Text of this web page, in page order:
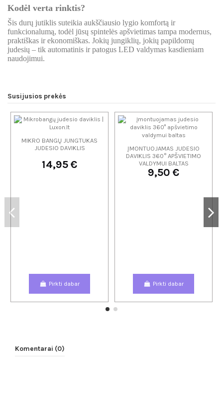
Kodėl verta rinktis?
Šis durų jutiklis suteikia aukščiausio lygio komfortą ir
funkcionalumą, todėl jūsų spintelės apšvietimas tampa modernus,
praktiškas ir ekonomiškas. Jokių jungiklių, jokių papildomų
judesių – tik automatinis ir patogus LED valdymas kasdieniam
naudojimui.
Susijusios prekės
MIKRO BANGŲ JUNGTUKAS
JUDESIO DAVIKLIS
14,95 €
Pirkti dabar
ĮMONTUOJAMAS JUDESIO
DAVIKLIS 360° APŠVIETIMO
VALDYMUI BALTAS
9,50 €
Pirkti dabar
Komentarai (0)